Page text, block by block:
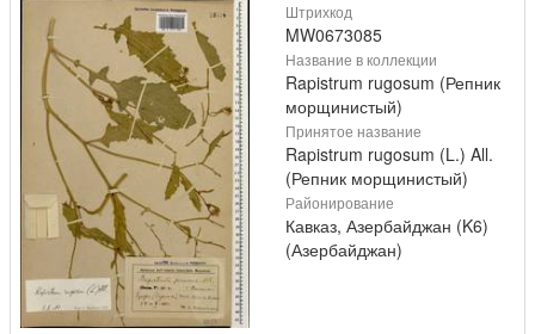
Штрихкод
MW0673085
Название в коллекции
Rapistrum rugosum (Репник
морщинистый)
Принятое название
Rapistrum rugosum (L.) All.
(Репник морщинистый)
Районирование
Кавказ, Азербайджан (K6)
(Азербайджан)